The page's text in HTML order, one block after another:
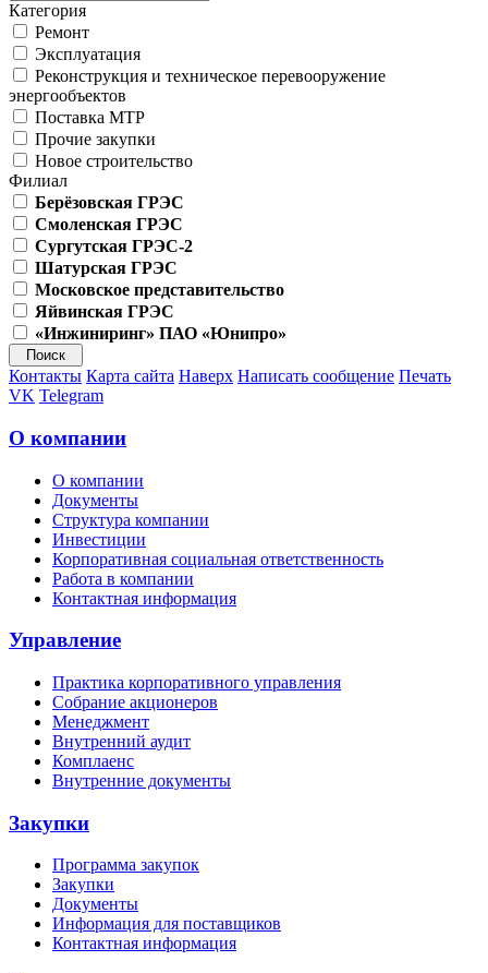
Категория
Ремонт
Эксплуатация
Реконструкция и техническое перевооружение
энергообъектов
Поставка МТР
Прочие закупки
Новое строительство
Филиал
Берёзовская ГРЭС
Смоленская ГРЭС
Сургутская ГРЭС-2
Шатурская ГРЭС
Московское представительство
Яйвинская ГРЭС
«Инжиниринг» ПАО «Юнипро»
Контакты Карта сайта Наверх Написать сообщение Печать
VK Telegram
О компании
О компании
Документы
Структура компании
Инвестиции
Корпоративная социальная ответственность
Работа в компании
Контактная информация
Управление
Практика корпоративного управления
Собрание акционеров
Менеджмент
Внутренний аудит
Комплаенс
Внутренние документы
Закупки
Программа закупок
Закупки
Документы
Информация для поставщиков
Контактная информация